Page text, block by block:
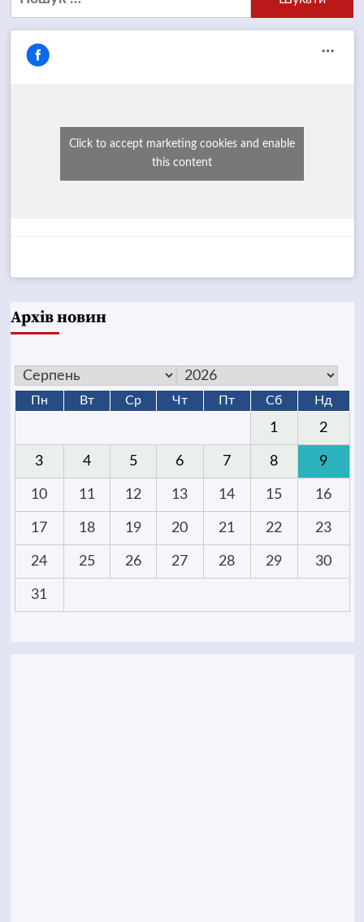
Click to accept marketing cookies and enable
this content
Архів новин
Пн Вт Ср Чт Пт Сб Нд
1 2
3 4 5 6 7 8 9
10 11 12 13 14 15 16
17 18 19 20 21 22 23
24 25 26 27 28 29 30
31